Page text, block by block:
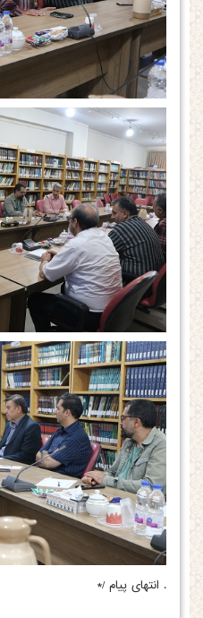
. انتهای پیام /*